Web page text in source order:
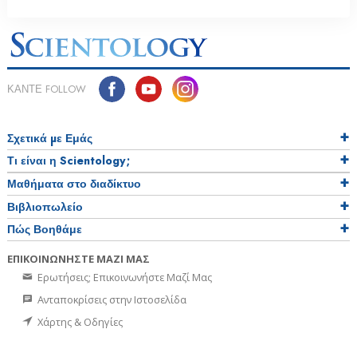
ΚΑΝΤΕ FOLLOW
Σχετικά µε Εμάς
Τι είναι η Scientology;
Μαθήματα στο διαδίκτυο
Βιβλιοπωλείο
Πώς Βοηθάμε
ΕΠΙΚΟΙΝΩΝΗΣΤΕ ΜΑΖΙ ΜΑΣ
Ερωτήσεις; Επικοινωνήστε Μαζί Μας
Ανταποκρίσεις στην Ιστοσελίδα
Χάρτης & Οδηγίες